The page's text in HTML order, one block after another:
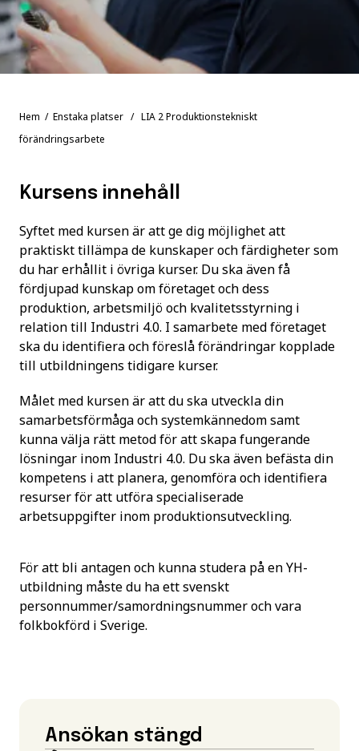
Hem / Enstaka platser / LIA 2 Produktionstekniskt
förändringsarbete
Kursens innehåll
Syftet med kursen är att ge dig möjlighet att
praktiskt tillämpa de kunskaper och färdigheter som
du har erhållit i övriga kurser. Du ska även få
fördjupad kunskap om företaget och dess
produktion, arbetsmiljö och kvalitetsstyrning i
relation till Industri 4.0. I samarbete med företaget
ska du identifiera och föreslå förändringar kopplade
till utbildningens tidigare kurser.
Målet med kursen är att du ska utveckla din
samarbetsförmåga och systemkännedom samt
kunna välja rätt metod för att skapa fungerande
lösningar inom Industri 4.0. Du ska även befästa din
kompetens i att planera, genomföra och identifiera
resurser för att utföra specialiserade
arbetsuppgifter inom produktionsutveckling.
För att bli antagen och kunna studera på en YH-
utbildning måste du ha ett svenskt
personnummer/samordningsnummer och vara
folkbokförd i Sverige.
Ansökan stängd